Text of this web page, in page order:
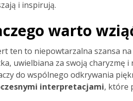
i inspirują.
warto
ten to niepowtarzalna szansa
uwielbiana za swoją charyzmę
do wspólnego odkrywania
interpretacjami, które